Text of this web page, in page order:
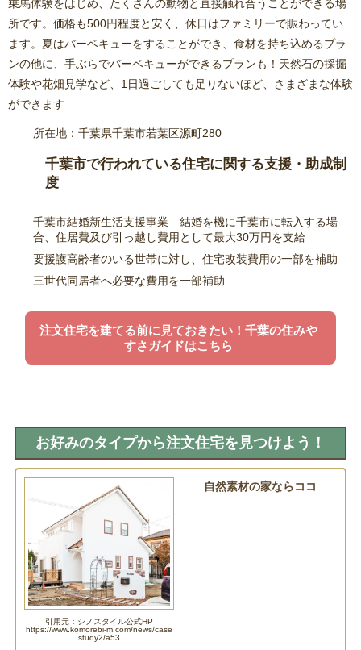
乗馬体験をはじめ、たくさんの動物と直接触れ合うことができる場
所です。価格も500円程度と安く、休日はファミリーで賑わってい
ます。夏はバーベキューをすることができ、食材を持ち込めるプラ
ンの他に、手ぶらでバーベキューができるプランも！天然石の採掘
体験や花畑見学など、1日過ごしても足りないほど、さまざまな体験
ができます
所在地：千葉県千葉市若葉区源町280
千葉市で行われている住宅に関する支援・助成制
度
千葉市結婚新生活支援事業―結婚を機に千葉市に転入する場
合、住居費及び引っ越し費用として最大30万円を支給
要援護高齢者のいる世帯に対し、住宅改装費用の一部を補助
三世代同居者へ必要な費用を一部補助
注文住宅を建てる前に見ておきたい！千葉の住みや
すさガイドはこちら
お好みのタイプから注文住宅を見つけよう！
自然素材の家ならココ
引用元：シノスタイル公式HP
https://www.komorebi-m.com/news/case
study2/a53